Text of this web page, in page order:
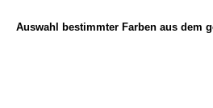
Auswahl bestimmter Farben aus dem